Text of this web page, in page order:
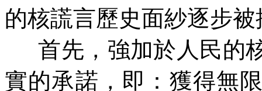
的核謊言歷史面紗逐步
首先，強加於人民的
實的承諾，即：獲得無